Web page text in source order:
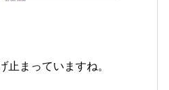
まっていますね。